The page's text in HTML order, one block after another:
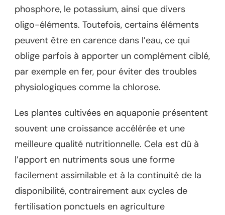
phosphore, le potassium, ainsi que divers
oligo-éléments. Toutefois, certains éléments
peuvent être en carence dans l’eau, ce qui
oblige parfois à apporter un complément ciblé,
par exemple en fer, pour éviter des troubles
physiologiques comme la chlorose.
Les plantes cultivées en aquaponie présentent
souvent une croissance accélérée et une
meilleure qualité nutritionnelle. Cela est dû à
l’apport en nutriments sous une forme
facilement assimilable et à la continuité de la
disponibilité, contrairement aux cycles de
fertilisation ponctuels en agriculture